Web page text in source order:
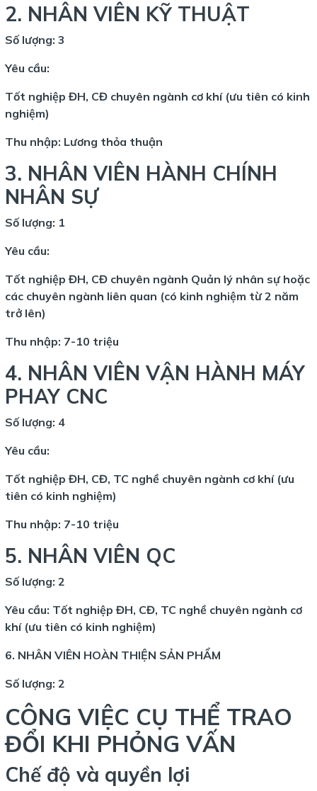
2. NHÂN VIÊN KỸ THUẬT
Số lượng: 3
Yêu cầu:
Tốt nghiệp ĐH, CĐ chuyên ngành cơ khí (ưu tiên có kinh
nghiệm)
Thu nhập: Lương thỏa thuận
3. NHÂN VIÊN HÀNH CHÍNH
NHÂN SỰ
Số lượng: 1
Yêu cầu:
Tốt nghiệp ĐH, CĐ chuyên ngành Quản lý nhân sự hoặc
các chuyên ngành liên quan (có kinh nghiệm từ 2 năm
trở lên)
Thu nhập: 7-10 triệu
4. NHÂN VIÊN VẬN HÀNH MÁY
PHAY CNC
Số lượng: 4
Yêu cầu:
Tốt nghiệp ĐH, CĐ, TC nghề chuyên ngành cơ khí (ưu
tiên có kinh nghiệm)
Thu nhập: 7-10 triệu
5. NHÂN VIÊN QC
Số lượng: 2
Yêu cầu: Tốt nghiệp ĐH, CĐ, TC nghề chuyên ngành cơ
khí (ưu tiên có kinh nghiệm)
6. NHÂN VIÊN HOÀN THIỆN SẢN PHẨM
Số lượng: 2
CÔNG VIỆC CỤ THỂ TRAO
ĐỔI KHI PHỎNG VẤN
Chế độ và quyền lợi